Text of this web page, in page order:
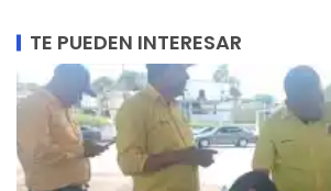
TE PUEDEN INTERESAR